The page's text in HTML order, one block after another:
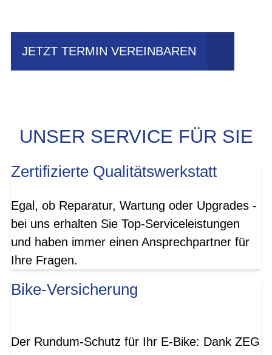
JETZT TERMIN VEREINBAREN
UNSER SERVICE FÜR SIE
Zertifizierte Qualitätswerkstatt
Egal, ob Reparatur, Wartung oder Upgrades -
bei uns erhalten Sie Top-Serviceleistungen
und haben immer einen Ansprechpartner für
Ihre Fragen.
Bike-Versicherung
Der Rundum-Schutz für Ihr E-Bike: Dank ZEG